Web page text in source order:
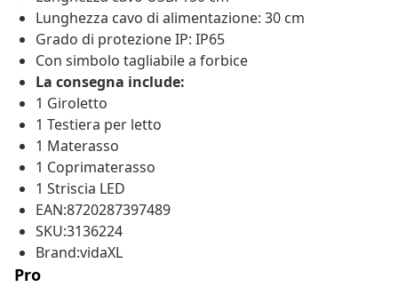
Lunghezza cavo di alimentazione: 30 cm
Grado di protezione IP: IP65
Con simbolo tagliabile a forbice
La consegna include:
1 Giroletto
1 Testiera per letto
1 Materasso
1 Coprimaterasso
1 Striscia LED
EAN:8720287397489
SKU:3136224
Brand:vidaXL
Pro